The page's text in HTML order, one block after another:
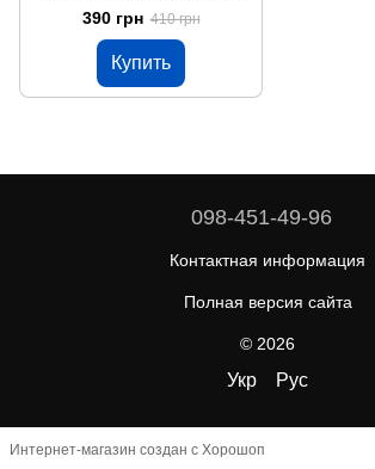
бесцветный
390 грн 410 грн
Купить
098-451-49-96
Контактная информация
Полная версия сайта
© 2026
Укр Рус
Интернет-магазин создан с Хорошоп